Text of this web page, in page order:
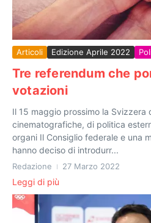
Articoli Edizione Aprile 2022
Tre referendum che
votazioni
Il 15 maggio prossimo la Svizzera
cinematografiche, di politica
organi Il Consiglio federale e una
hanno deciso di introdurr...
Redazione 27 Marzo 2022
Leggi di più